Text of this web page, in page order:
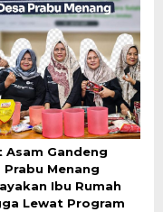
Asam Gandeng
Prabu Menang
Ibu Rumah
Lewat Program